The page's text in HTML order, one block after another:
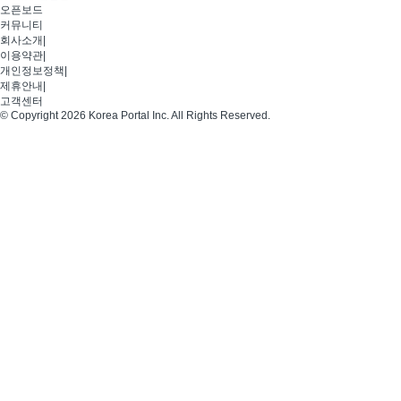
오픈보드
커뮤니티
회사소개
이용약관
개인정보정책
제휴안내
고객센터
© Copyright 2026 Korea Portal Inc. All Rights Reserved.